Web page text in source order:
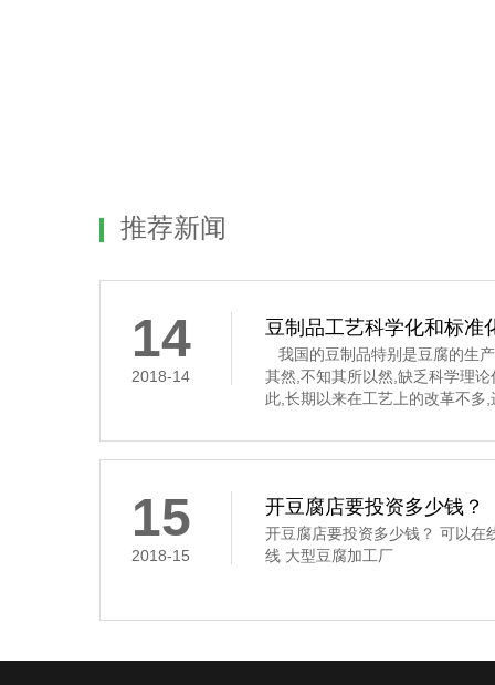
推荐新闻
14
2018-14
豆制品工艺科学化和标准
我国的豆制品特别是豆腐的生
其然,不知其所以然,缺乏科学理
此,长期以来在工艺上的改革不多
凝固这道工序,是通过凝固剂的作
豆腐花,俗称“点花”和“点浆”,这
15
2018-15
开豆腐店要投资多少钱？
开豆腐店要投资多少钱？ 可以在
线 大型豆腐加工厂